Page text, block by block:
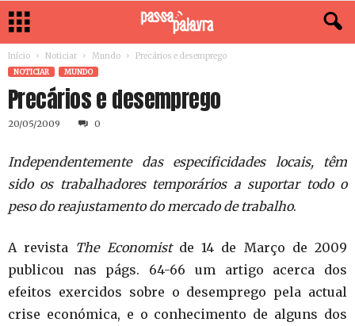
Início Noticiar Mundo Precários e desemprego
NOTICIAR MUNDO
Precários e desemprego
20/05/2009 0
Independentemente das especificidades locais, têm
sido os trabalhadores temporários a suportar todo o
peso do reajustamento do mercado de trabalho.
A revista The Economistde 14 de Março de 2009
publicou nas págs. 64-66 um artigo acerca dos
efeitos exercidos sobre o desemprego pela actual
crise económica, e o conhecimento de alguns dos